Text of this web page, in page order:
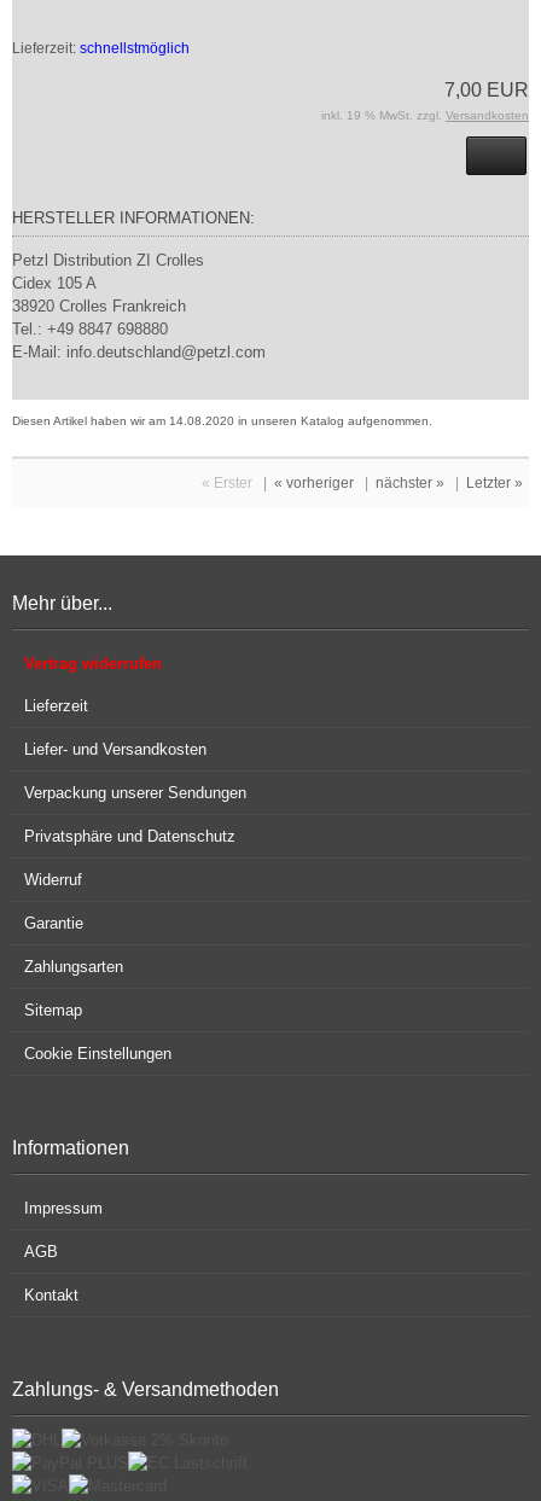
Lieferzeit: schnellstmöglich
7,00 EUR
inkl. 19 % MwSt. zzgl. Versandkosten
HERSTELLER INFORMATIONEN:
Petzl Distribution ZI Crolles
Cidex 105 A
38920 Crolles Frankreich
Tel.: +49 8847 698880
E-Mail: info.deutschland@petzl.com
Diesen Artikel haben wir am 14.08.2020 in unseren Katalog aufgenommen.
« Erster | « vorheriger | nächster » | Letzter »
Mehr über...
Vertrag widerrufen
Lieferzeit
Liefer- und Versandkosten
Verpackung unserer Sendungen
Privatsphäre und Datenschutz
Widerruf
Garantie
Zahlungsarten
Sitemap
Cookie Einstellungen
Informationen
Impressum
AGB
Kontakt
Zahlungs- & Versandmethoden